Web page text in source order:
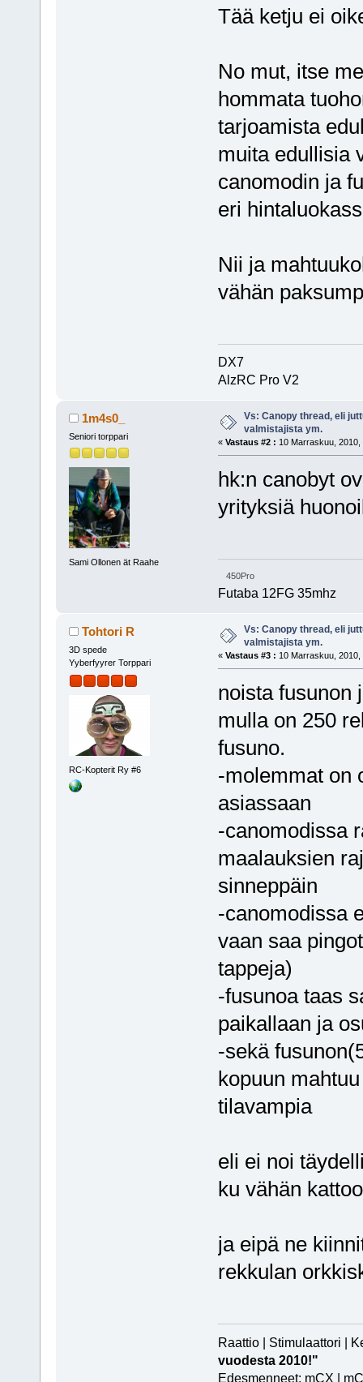
Tää ketju ei
No mut, itse
hommata
tarjoamista
muita edullisia
canomodin ja
eri
Nii ja
vähän
DX7
AlzRC Pro V2
1m4s0_
Seniori torppari
Sami Ollonen ät Raahe
Vs: Canopy thread, eli
valmistajista ym.
« Vastaus #2 : 10 Marraskuu, 2010,
hk:n canobyt
yrityksiä
450Pro
Futaba 12FG 35mhz
Tohtori R
3D spede
Yyberfyyrer Torppari
RC-Kopterit Ry #6
Vs: Canopy thread, eli
valmistajista ym.
« Vastaus #3 : 10 Marraskuu, 2010,
noista fusunon
mulla on 250
fusuno.
-molemmat on
asiassaan
-canomodissa
maalauksien
sinneppäin
-canomodissa
vaan saa
tappeja)
-fusunoa taas
paikallaan ja
-sekä
kopuun
tilavampia
eli ei noi
ku vähän
ja eipä ne
rekkulan
Raattio | Stimulaattori |
vuodesta 2010!"
Edesmenneet: mCX |